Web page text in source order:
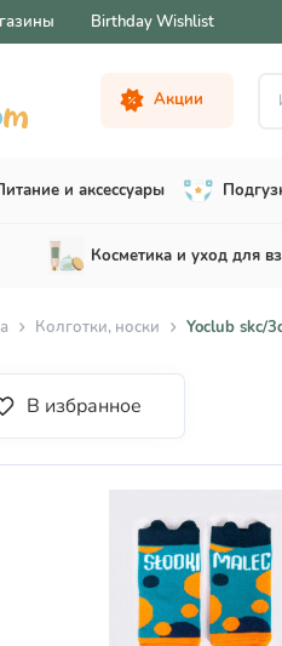
Birthday Wishlist
Акции
и аксессуары
Косметика и уход для
Колготки, носки Yoclub skc/
В избранное